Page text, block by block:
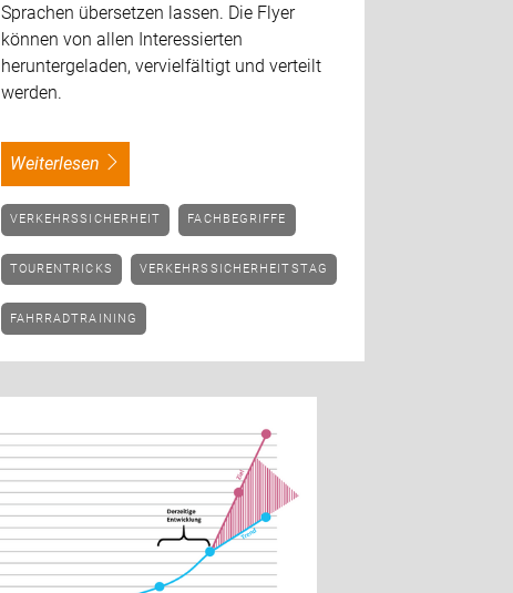
Sprachen übersetzen lassen. Die Flyer
können von allen Interessierten
heruntergeladen, vervielfältigt und verteilt
werden.
weiterlesen
VERKEHRSSICHERHEIT FACHBEGRIFFE
TOURENTRICKS VERKEHRSSICHERHEITSTAG
FAHRRADTRAINING